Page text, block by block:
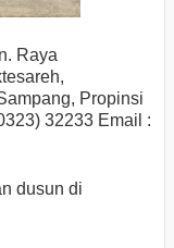
Raya
Propinsi
32233 Email :
dusun di